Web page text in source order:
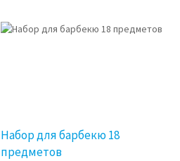
Набор для барбекю 18
предметов